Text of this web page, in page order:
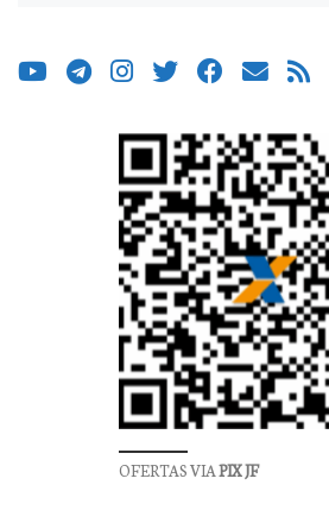
OFERTAS VIAPIX JF